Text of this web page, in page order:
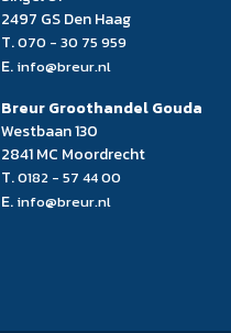
2497 GS Den Haag
T.070 - 30 75 959
E. info@breur.nl
Breur Groothandel Gouda
Westbaan 130
2841 MC Moordrecht
T.0182 - 57 44 00
E. info@breur.nl